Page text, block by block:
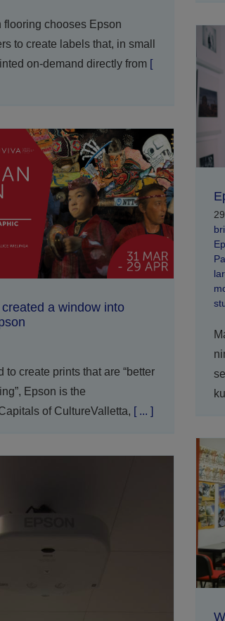
flooring chooses Epson
to create labels that, in small
on-demand directly from[
a window into
to create prints that are “better
Epson is the
of CultureValletta, [ ... ]